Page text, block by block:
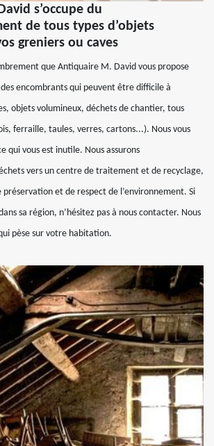
s’occupe du
de tous types d’objets
greniers ou caves
que Antiquaire M. David vous propose
encombrants qui peuvent être difficile à
objets volumineux, déchets de chantier, tous
ferraille, taules, verres, cartons...). Nous vous
qui vous est inutile. Nous assurons
vers un centre de traitement et de recyclage,
préservation et de respect de l’environnement. Si
sa région, n’hésitez pas à nous contacter. Nous
pèse sur votre habitation.